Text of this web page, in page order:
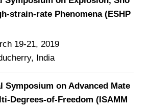
strain-rate Phenomena (ESHP
19-21, 2019
India
Symposium on Advanced Mate
Degrees-of-Freedom (ISAMM